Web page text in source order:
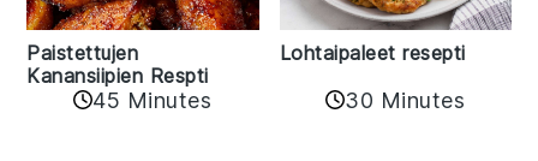
Paistettujen
Kanansiipien Respti
45 Minutes
Lohtaipaleet resepti
30 Minutes